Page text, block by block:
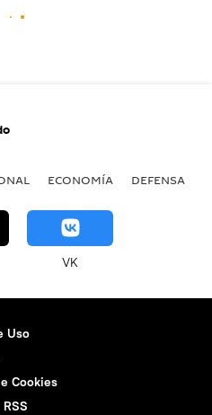
ECONOMÍA DEFENSA
VK
Uso
Cookies
RSS